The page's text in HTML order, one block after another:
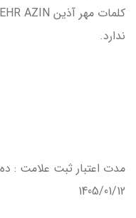
ندارد.
1405/01/12